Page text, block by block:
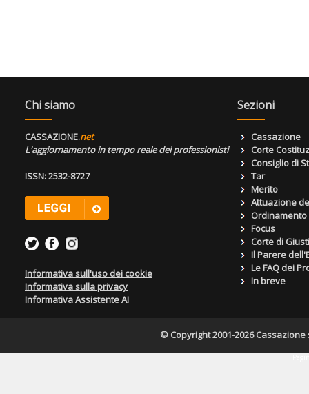
Chi siamo
CASSAZIONE.net
L'aggiornamento in tempo reale dei professionisti
ISSN: 2532-8727
Informativa sull'uso dei cookie
Informativa sulla privacy
Informativa Assistente AI
Sezioni
Cassazione
Corte
Consiglio di
Tar
Merito
Attuazione
Focus
Corte di
Il Parere
Le FAQ dei
In breve
© Copyright 2001-2026 Cassazione